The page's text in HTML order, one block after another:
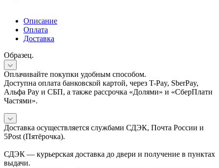
Описание
Оплата
Доставка
Образец.
Оплачивайте покупки удобным способом.
Доступна оплата банковской картой, через T-Pay, SberPay,
Альфа Pay и СБП, а также рассрочка «Долями» и «СберПлати
Частями».
Доставка осуществляется службами СДЭК, Почта России и
5Post (Пятёрочка).
СДЭК — курьерская доставка до двери и получение в пунктах
выдачи.